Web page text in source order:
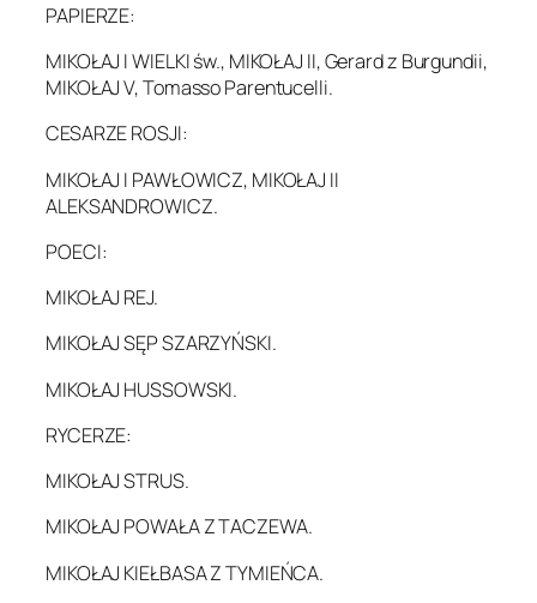
PAPIERZE:
MIKOŁAJ I WIELKI św., MIKOŁAJ II, Gerard z Burgundii,
MIKOŁAJ V, Tomasso Parentucelli.
CESARZE ROSJI:
MIKOŁAJ I PAWŁOWICZ, MIKOŁAJ II
ALEKSANDROWICZ.
POECI:
MIKOŁAJ REJ.
MIKOŁAJ SĘP SZARZYŃSKI.
MIKOŁAJ HUSSOWSKI.
RYCERZE:
MIKOŁAJ STRUS.
MIKOŁAJ POWAŁA Z TACZEWA.
MIKOŁAJ KIEŁBASA Z TYMIEŃCA.